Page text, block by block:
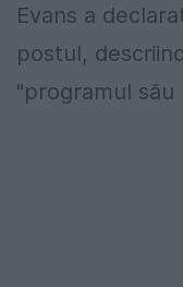
Evans a
postul,
"programul său